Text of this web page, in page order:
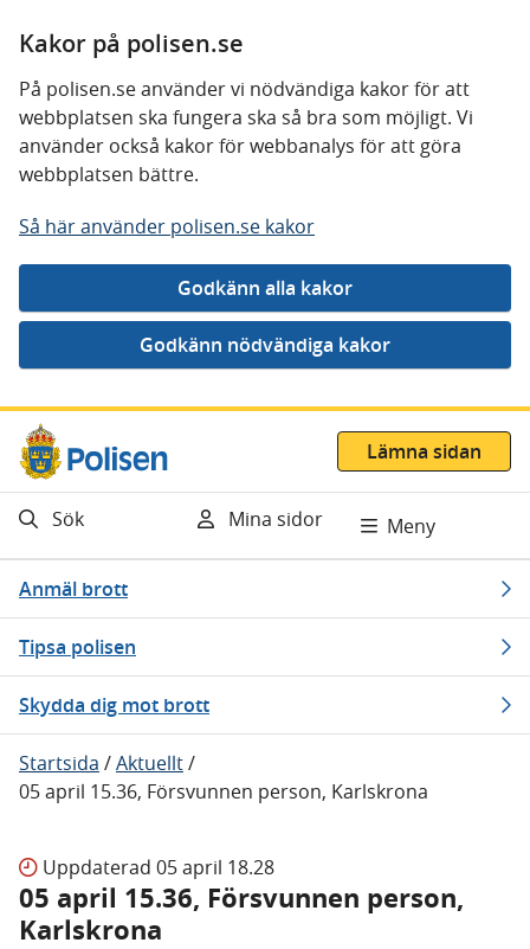
Kakor på polisen.se
På polisen.se använder vi nödvändiga kakor för att
webbplatsen ska fungera ska så bra som möjligt. Vi
använder också kakor för webbanalys för att göra
webbplatsen bättre.
Så här använder polisen.se kakor
Gå direkt till innehåll
Lämna sidan
Sök Mina sidor Meny
Anmäl brott
Tipsa polisen
Skydda dig mot brott
Startsida /Aktuellt/
05 april 15.36, Försvunnen person, Karlskrona
Uppdaterad 05 april 18.28
05 april 15.36, Försvunnen person,
Karlskrona